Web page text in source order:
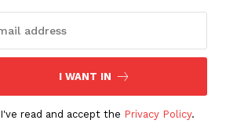
I WANT IN
I've read and accept the Privacy Policy.